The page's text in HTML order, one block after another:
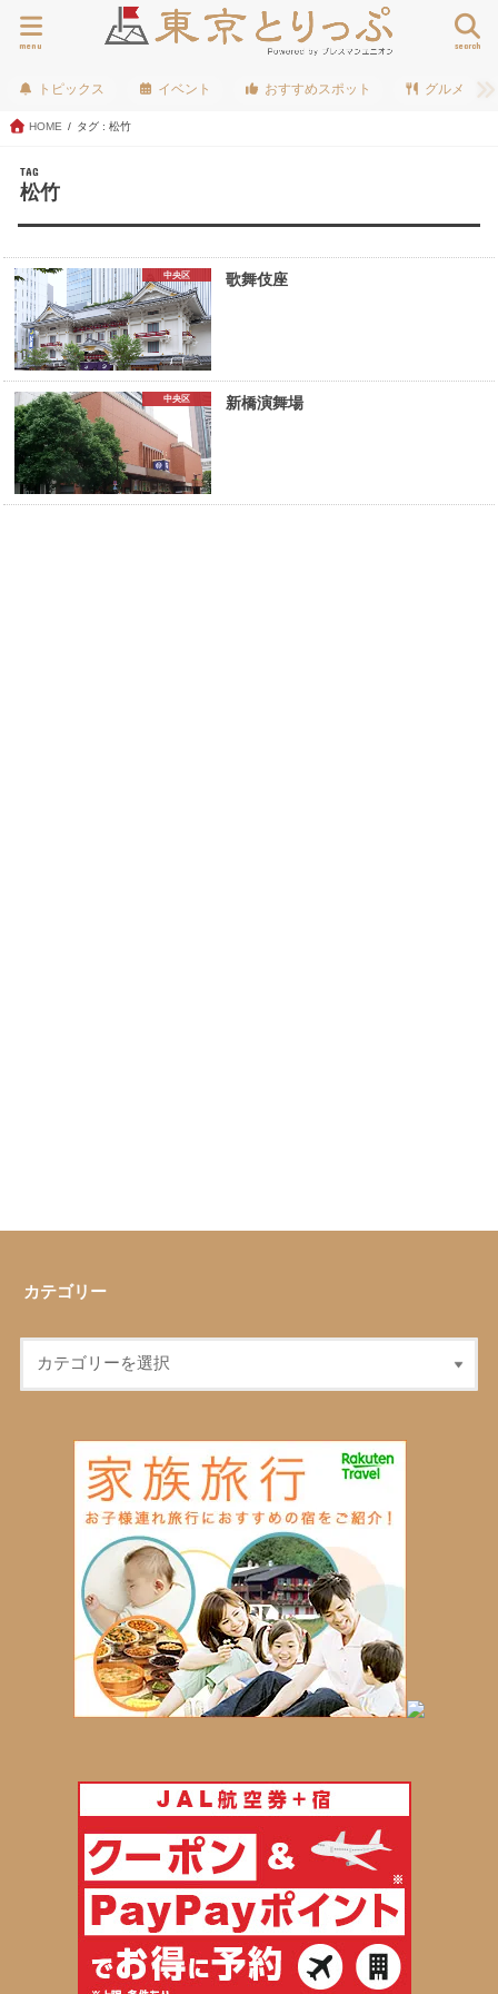
search
menu
トピックス イベント おすすめスポット グルメ
HOME タグ : 松竹
TAG
松竹
中央区 歌舞伎座
中央区 新橋演舞場
カテゴリー